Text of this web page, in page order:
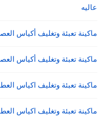
عاليه
ماكينة تعبئة وتغليف أكياس
ماكينة تعبئة وتغليف أكياس
ماكينة تعبئة وتغليف اكياس
ماكينة تعبئة وتغليف اكياس